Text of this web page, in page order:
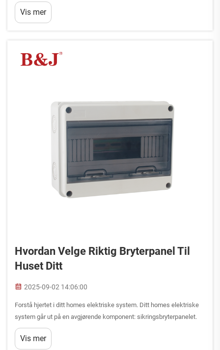
elektriske anlegg. Denne sentrale knutepunktet fordeler strøm
gjennom hele ditt hjem eller din bedrift, samtidig som den gir...
Vis mer
Hvordan Velge Riktig Bryterpanel Til
Huset Ditt
2025-09-02 14:06:00
Forstå hjertet i ditt homes elektriske system. Ditt homes elektriske
system går ut på en avgjørende komponent: sikringsbryterpanelet.
Denne sentrale knutepunktet styrer og fordeler strøm gjennom hele
boligen din og sørger for sikkerhet og ...
Vis mer